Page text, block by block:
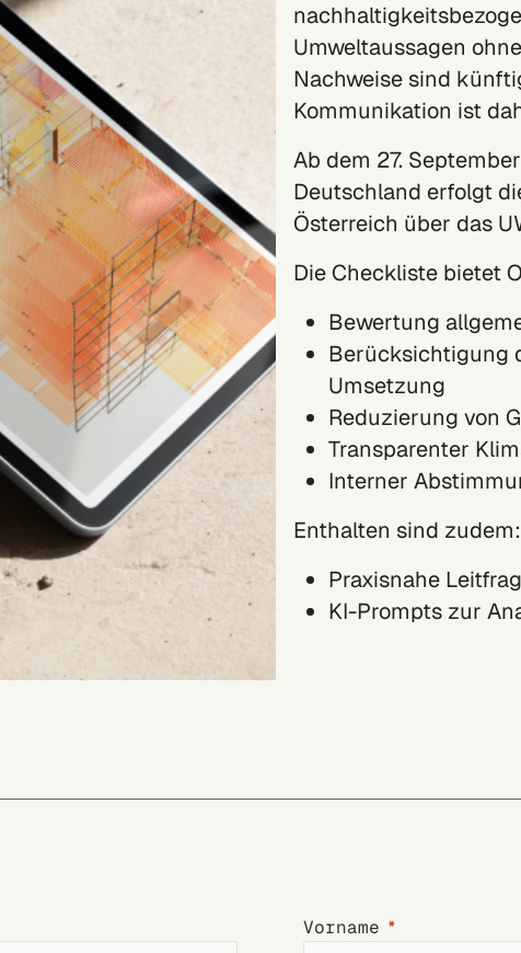
Umweltaussagen
Nachweise sind
Kommunikation ist
Ab dem 27.
Deutschland erfolgt
Österreich über das
Die Checkliste bietet
Bewertung
Berücksichtigung
Umsetzung
Reduzierung von
Transparenter
Interner
Enthalten sind zudem:
Praxisnahe
KI-Prompts zur
Vorname